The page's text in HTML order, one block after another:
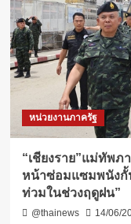
หน่วยงานภาครัฐ
“เชียงราย”แม่ทัพ
หน้าซ่อมแซมพนังกั้
ท่วมในช่วงฤดูฝน”
@thainews 14/06/